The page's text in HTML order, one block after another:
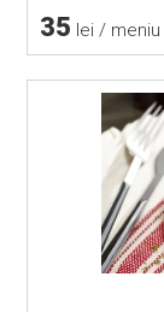
35 lei / meniu